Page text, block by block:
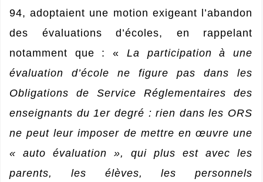
94, adoptaient une motion exigeant l’abandon
des évaluations d’écoles, en rappelant
notamment que : « La participation à une
évaluation d’école ne figure pas dans les
Obligations de Service Réglementaires des
enseignants du 1er degré : rien dans les ORS
ne peut leur imposer de mettre en œuvre une
« auto évaluation », qui plus est avec les
parents, les élèves, les personnels